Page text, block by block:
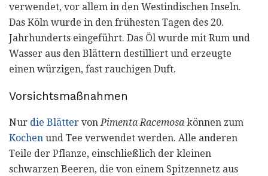
verwendet, vor allem in den Westindischen Inseln.
Das Köln wurde in den frühesten Tagen des 20.
Jahrhunderts eingeführt. Das Öl wurde mit Rum und
Wasser aus den Blättern destilliert und erzeugte
einen würzigen, fast rauchigen Duft.
Vorsichtsmaßnahmen
Nur die Blätter vonPimenta Racemosa können zum
Kochen und Tee verwendet werden. Alle anderen
Teile der Pflanze, einschließlich der kleinen
schwarzen Beeren, die von einem Spitzennetz aus